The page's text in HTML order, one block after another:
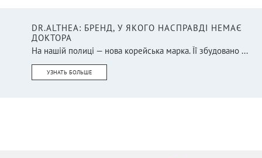
DR.ALTHEA: БРЕНД, У ЯКОГО НАСПРАВДІ НЕМАЄ
ДОКТОРА
На нашій полиці — нова корейська марка. Її збудовано ...
УЗНАТЬ БОЛЬШЕ